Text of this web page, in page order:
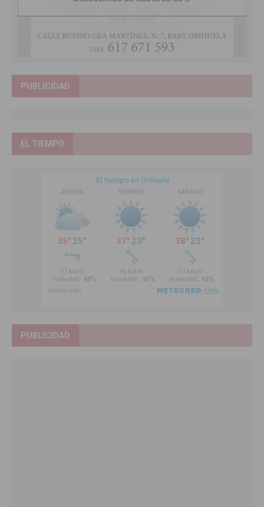
PUBLICIDAD
EL TIEMPO
PUBLICIDAD